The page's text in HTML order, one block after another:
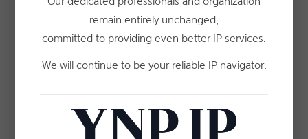
Patent 1000 개인 부문 수상
이어, 올해도 윤경민 변리사와 길세영 변리사, 류민오 변리사,
로 선정되었습니다.
remain entirely unchanged,
committed to providing even better IP services.
We will continue to be your reliable IP navigator.